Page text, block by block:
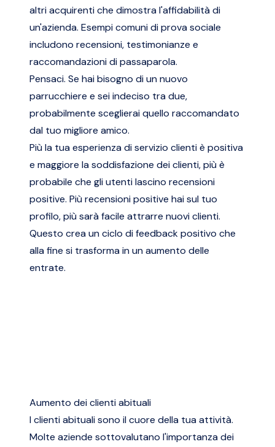
altri acquirenti che dimostra l'affidabilità di
un'azienda. Esempi comuni di prova sociale
includono recensioni, testimonianze e
raccomandazioni di passaparola.
Pensaci. Se hai bisogno di un nuovo
parrucchiere e sei indeciso tra due,
probabilmente sceglierai quello raccomandato
dal tuo migliore amico.
Più la tua esperienza di servizio clienti è positiva
e maggiore la soddisfazione dei clienti, più è
probabile che gli utenti lascino recensioni
positive. Più recensioni positive hai sul tuo
profilo, più sarà facile attrarre nuovi clienti.
Questo crea un ciclo di feedback positivo che
alla fine si trasforma in un aumento delle
entrate.
Aumento dei clienti abituali
I clienti abituali sono il cuore della tua attività.
Molte aziende sottovalutano l'importanza dei